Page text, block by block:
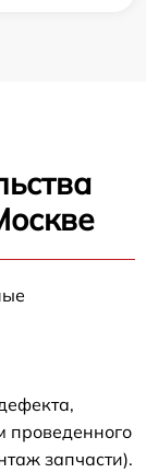
проведенного
запчасти).